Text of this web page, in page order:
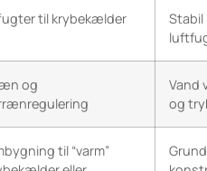
til krybekælder
Stabil
og
Vand
og
til “varm”